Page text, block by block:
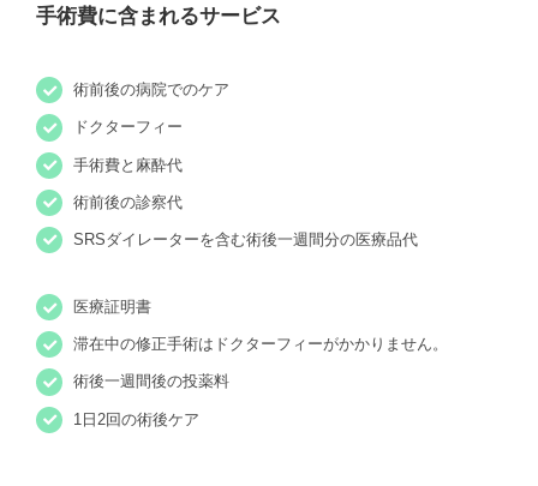
手術費に含まれるサービス
術前後の病院でのケア
ドクターフィー
手術費と麻酔代
術前後の診察代
SRSダイレーターを含む術後一週間分の医療品代
医療証明書
滞在中の修正手術はドクターフィーがかかりません。
術後一週間後の投薬料
1日2回の術後ケア